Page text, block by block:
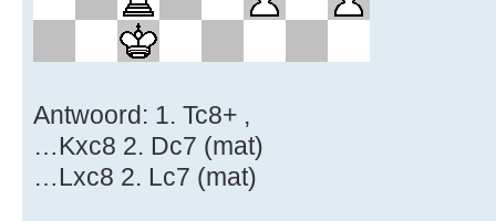
Antwoord: 1. Tc8+ ,
…Kxc8 2. Dc7 (mat)
…Lxc8 2. Lc7 (mat)